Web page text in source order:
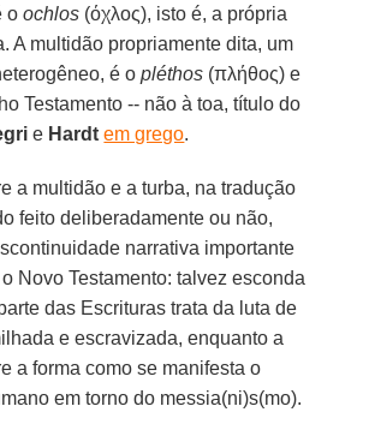
oochlos (όχλος), isto é, a própria
A multidão propriamente dita, um
é opléthos (πλήθος) e
Testamento -- não à toa, título do
e Hardt em grego.
a multidão e a turba, na tradução
feito deliberadamente ou não,
narrativa importante
Novo Testamento: talvez esconda
das Escrituras trata da luta de
e escravizada, enquanto a
a forma como se manifesta o
em torno do messia(ni)s(mo).